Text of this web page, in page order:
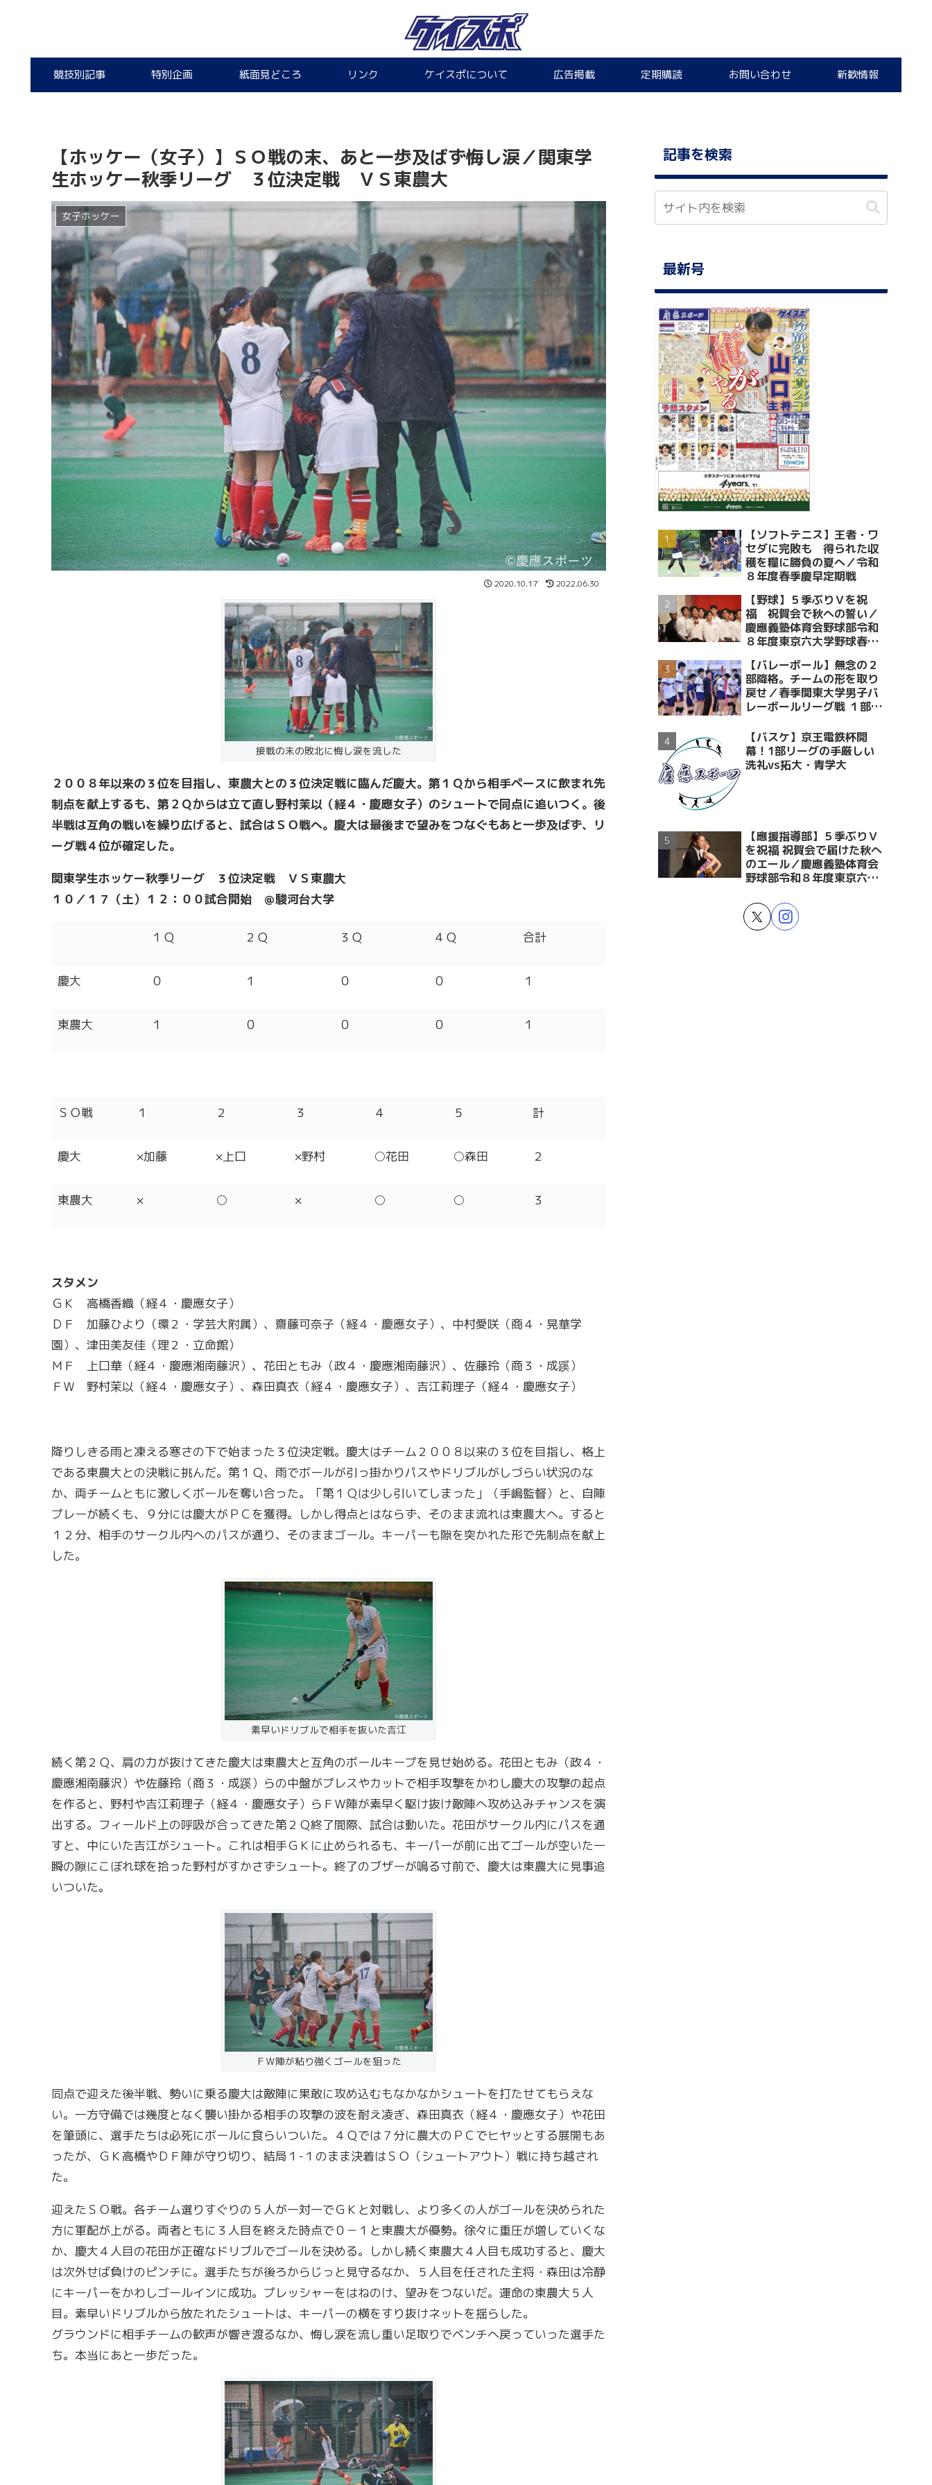
競技別記事 特別企画 紙面見どころ リンク ケイスポについて 広告掲載 定期購読 お問い合わせ 新歓情報
【ホッケー（女子）】ＳＯ戦の末、あと一歩及ばず悔し涙／関東学
生ホッケー秋季リーグ ３位決定戦 ＶＳ東農大
女子ホッケー
2020.10.17 2022.06.30
接戦の末の敗北に悔し涙を流した
２００８年以来の３位を目指し、東農大との３位決定戦に臨んだ慶大。第１Ｑから相手ペースに飲まれ先
制点を献上するも、第２Ｑからは立て直し野村茉以（経４・慶應女子）のシュートで同点に追いつく。後
半戦は互角の戦いを繰り広げると、試合はＳＯ戦へ。慶大は最後まで望みをつなぐもあと一歩及ばず、リ
ーグ戦４位が確定した。
関東学生ホッケー秋季リーグ ３位決定戦 ＶＳ東農大
１０／１７（土）１２：００試合開始 ＠駿河台大学
１Ｑ ２Ｑ ３Ｑ ４Ｑ 合計
慶大 ０ １ ０ ０ １
東農大 １ ０ ０ ０ １
ＳＯ戦 １ ２ ３ ４ ５ 計
慶大 ×加藤 ×上口 ×野村 ○花田 ○森田 ２
東農大 × ○ × ○ ○ ３
スタメン
ＧＫ 高橋香織（経４・慶應女子）
ＤＦ 加藤ひより（環２・学芸大附属）、齋藤可奈子（経４・慶應女子）、中村愛咲（商４・晃華学
園）、津田美友佳（理２・立命館）
ＭＦ 上口華（経４・慶應湘南藤沢）、花田ともみ（政４・慶應湘南藤沢）、佐藤玲（商３・成蹊）
ＦＷ 野村茉以（経４・慶應女子）、森田真衣（経４・慶應女子）、吉江莉理子（経４・慶應女子）
降りしきる雨と凍える寒さの下で始まった３位決定戦。慶大はチーム２００８以来の３位を目指し、格上
である東農大との決戦に挑んだ。第１Ｑ、雨でボールが引っ掛かりパスやドリブルがしづらい状況のな
か、両チームともに激しくボールを奪い合った。「第１Ｑは少し引いてしまった」（手嶋監督）と、自陣
プレーが続くも、９分には慶大がＰＣを獲得。しかし得点とはならず、そのまま流れは東農大へ。すると
１２分、相手のサークル内へのパスが通り、そのままゴール。キーパーも隙を突かれた形で先制点を献上
した。
素早いドリブルで相手を抜いた吉江
続く第２Ｑ、肩の力が抜けてきた慶大は東農大と互角のボールキープを見せ始める。花田ともみ（政４・
慶應湘南藤沢）や佐藤玲（商３・成蹊）らの中盤がプレスやカットで相手攻撃をかわし慶大の攻撃の起点
を作ると、野村や吉江莉理子（経４・慶應女子）らＦＷ陣が素早く駆け抜け敵陣へ攻め込みチャンスを演
出する。フィールド上の呼吸が合ってきた第２Ｑ終了間際、試合は動いた。花田がサークル内にパスを通
すと、中にいた吉江がシュート。これは相手ＧＫに止められるも、キーパーが前に出てゴールが空いた一
瞬の隙にこぼれ球を拾った野村がすかさずシュート。終了のブザーが鳴る寸前で、慶大は東農大に見事追
いついた。
ＦＷ陣が粘り強くゴールを狙った
同点で迎えた後半戦、勢いに乗る慶大は敵陣に果敢に攻め込むもなかなかシュートを打たせてもらえな
い。一方守備では幾度となく襲い掛かる相手の攻撃の波を耐え凌ぎ、森田真衣（経４・慶應女子）や花田
を筆頭に、選手たちは必死にボールに食らいついた。４Ｑでは７分に農大のＰＣでヒヤッとする展開もあ
ったが、ＧＫ高橋やＤＦ陣が守り切り、結局１-１のまま決着はＳＯ（シュートアウト）戦に持ち越され
た。
迎えたＳＯ戦。各チーム選りすぐりの５人が一対一でＧＫと対戦し、より多くの人がゴールを決められた
方に軍配が上がる。両者ともに３人目を終えた時点で０－１と東農大が優勢。徐々に重圧が増していくな
か、慶大４人目の花田が正確なドリブルでゴールを決める。しかし続く東農大４人目も成功すると、慶大
は次外せば負けのピンチに。選手たちが後ろからじっと見守るなか、５人目を任された主将・森田は冷静
にキーパーをかわしゴールインに成功。プレッシャーをはねのけ、望みをつないだ。運命の東農大５人
目。素早いドリブルから放たれたシュートは、キーパーの横をすり抜けネットを揺らした。
グラウンドに相手チームの歓声が響き渡るなか、悔し涙を流し重い足取りでベンチへ戻っていった選手た
ち。本当にあと一歩だった。
記事を検索
最新号
【ソフトテニス】王者・ワ
セダに完敗も 得られた収
穫を糧に勝負の夏へ／令和
８年度春季慶早定期戦
【野球】５季ぶりＶを祝
福 祝賀会で秋への誓い／
慶應義塾体育会野球部令和
８年度東京六大学野球春季
～
【バレーボール】無念の２
部降格。チームの形を取り
戻せ／春季関東大学男子バ
レーボールリーグ戦 １部・
【バスケ】京王電鉄杯開
幕！1部リーグの手厳しい
洗礼vs拓大・青学大
【應援指導部】５季ぶりＶ
を祝福 祝賀会で届けた秋へ
のエール／慶應義塾体育会
野球部令和８年度東京六大
賀会～後編～